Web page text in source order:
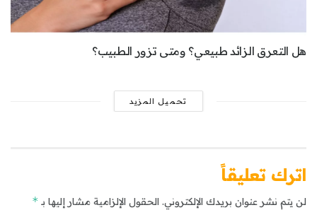
هل التعرق الزائد طبيعي؟ ومتى تزور الطبيب؟
تحميل المزيد
اترك تعليقاً
لن يتم نشر عنوان بريدك الإلكتروني. الحقول الإلزامية مشار إليها بـ *